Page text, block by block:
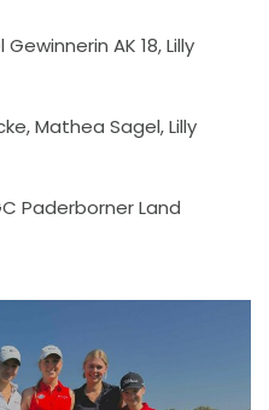
AK 18, Lilly
Mathea Sagel, Lilly
Paderborner Land